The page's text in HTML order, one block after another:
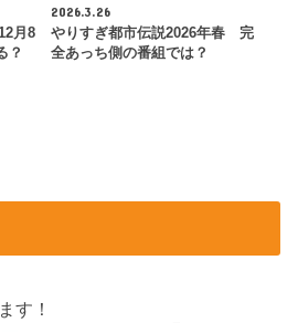
月8
？
2026.3.26
やりすぎ都市伝説2026年春 完
全あっち側の番組では？
す！